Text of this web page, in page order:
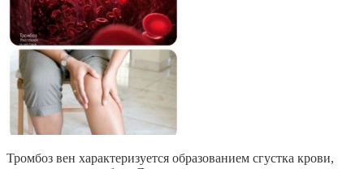
Тромбоз вен характеризуется образованием сгустка крови,